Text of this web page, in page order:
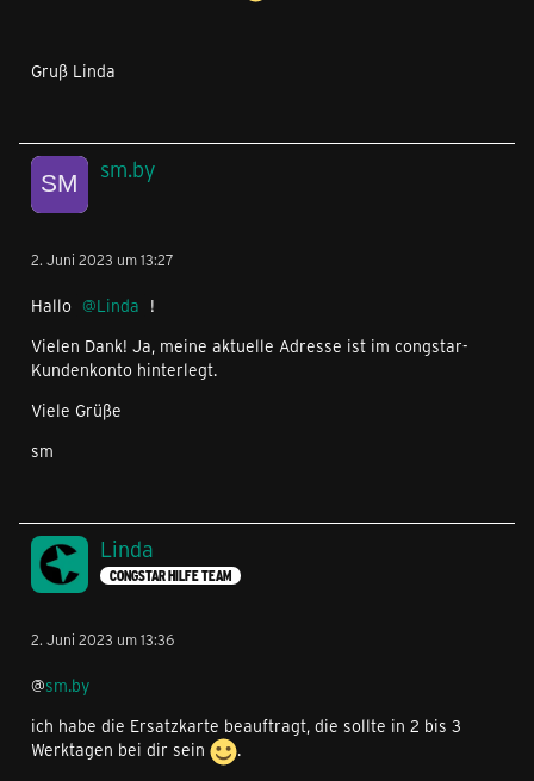
Gruß Linda
sm.by
2. Juni 2023 um 13:27
Hallo Linda !
Vielen Dank! Ja, meine aktuelle Adresse ist im congstar-
Kundenkonto hinterlegt.
Viele Grüße
sm
Linda
CONGSTAR HILFE TEAM
2. Juni 2023 um 13:36
@sm.by
ich habe die Ersatzkarte beauftragt, die sollte in 2 bis 3
Werktagen bei dir sein
.